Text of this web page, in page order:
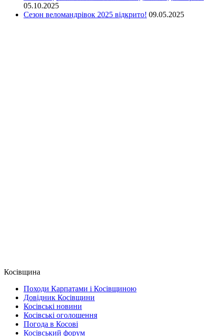
05.10.2025
Сезон веломандрівок 2025 відкрито! 09.05.2025
Косівщина
Походи Карпатами і Косівщиною
Довідник Косівщини
Косівські новини
Косівські оголошення
Погода в Косові
Косівський форум